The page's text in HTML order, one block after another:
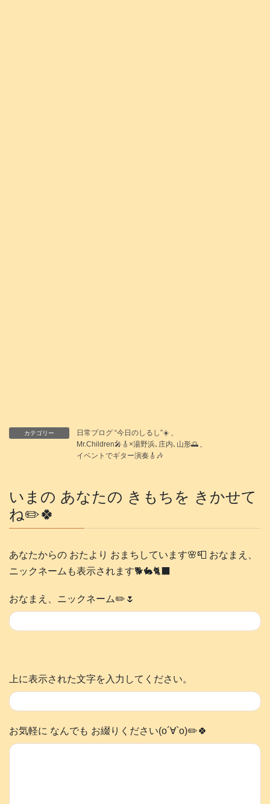
カテゴリー 日常ブログ “今日のしるし”☀️ 、
Mr.Children🎤🎸×湯野浜､庄内､山形🌅 、
イベントでギター演奏🎸🎶
いまの あなたの きもちを きかせて
ね✏️🍀
あなたからの おたより おまちしています🌸📮 おなまえ、
ニックネームも表示されます🐕️🐇🐈‍⬛
おなまえ、ニックネーム✏️🌷
上に表示された文字を入力してください。
お気軽に なんでも お綴りください(о´∀`о)✏️🍀